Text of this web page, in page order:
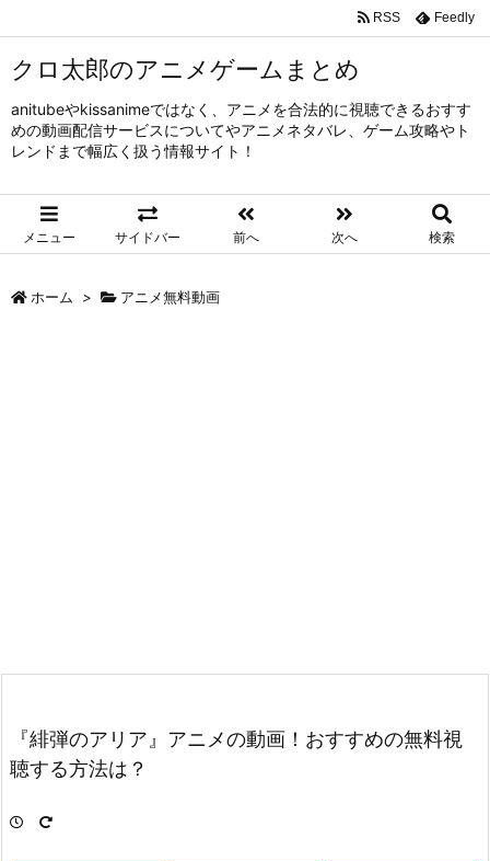
クロ太郎のアニメゲームまとめ
anitubeやkissanimeではなく、アニメを合法的に視聴できるおすす
めの動画配信サービスについてやアニメネタバレ、ゲーム攻略やト
レンドまで幅広く扱う情報サイト！
メニュー サイドバー 前へ 次へ 検索
RSS Feedly
ホーム > アニメ無料動画
『緋弾のアリア』アニメの動画！おすすめの無料視
聴する方法は？